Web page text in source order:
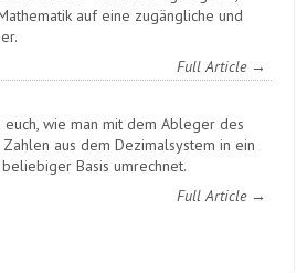
auf eine zugängliche und
Full Article →
wie man mit dem Ableger des
aus dem Dezimalsystem in ein
Basis umrechnet.
Full Article →